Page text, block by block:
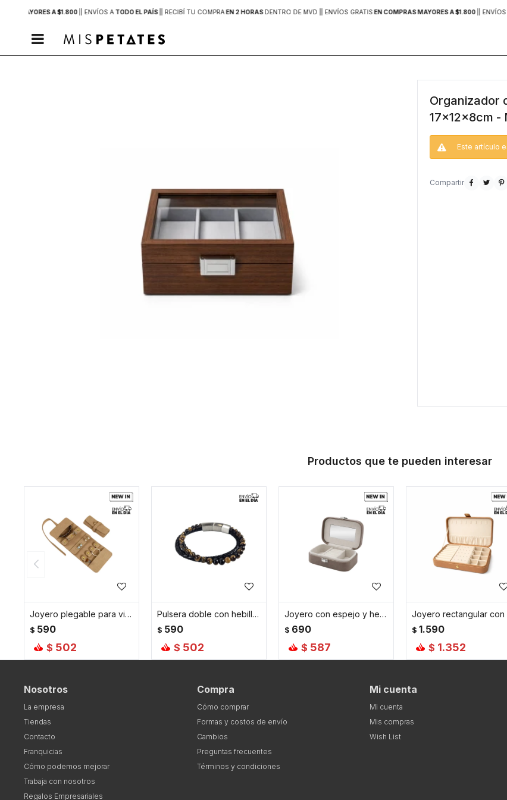
MAYORES A $1.800 | ENVÍOS A TODO EL PAÍS | RECIBÍ TU COMPRAEN 2 HORASDENTRO DE MVD | | ENVÍOS GRATISEN COMPRAS MAYORES A $1.800 |

Organizador
17x12x8cm -
Este artículo
  
Productos que te pueden interesar
Joyero plegable para viaje gamuza - 10 x 24 cm - Marron
$ 590
$ 502
Pulsera doble con hebilla - Marrón
$ 590
$ 502
Joyero con espejo y hebilla - Chico 15x10x5cm - Marron
$ 690
$ 587
$ 1.590
$ 1.352
Nosotros
La empresa
Tiendas
Contacto
Franquicias
Cómo podemos mejorar
Trabaja con nosotros
Regalos Empresariales
Compra
Cómo comprar
Formas y costos de envío
Cambios
Preguntas frecuentes
Términos y condiciones
Mi cuenta
Mi cuenta
Mis compras
Wish List